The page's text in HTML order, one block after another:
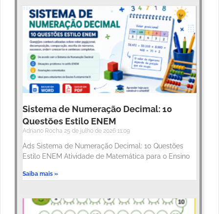
Sistema de Numeração Decimal: 10
Questões Estilo ENEM
Adriano Rocha 25 de julho de 2026 11:09
Ads Sistema de Numeração Decimal: 10 Questões
Estilo ENEM Atividade de Matemática para o Ensino
Saiba mais »